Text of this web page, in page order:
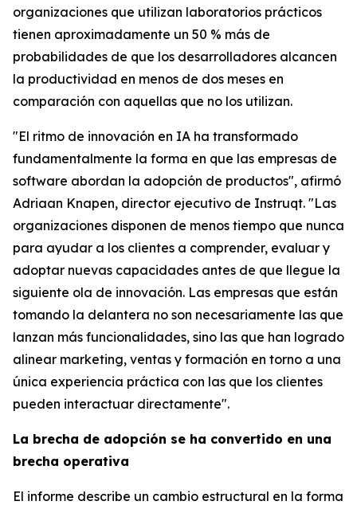
organizaciones que utilizan laboratorios prácticos
tienen aproximadamente un 50 % más de
probabilidades de que los desarrolladores alcancen
la productividad en menos de dos meses en
comparación con aquellas que no los utilizan.
"El ritmo de innovación en IA ha transformado
fundamentalmente la forma en que las empresas de
software abordan la adopción de productos", afirmó
Adriaan Knapen, director ejecutivo de Instruqt. "Las
organizaciones disponen de menos tiempo que nunca
para ayudar a los clientes a comprender, evaluar y
adoptar nuevas capacidades antes de que llegue la
siguiente ola de innovación. Las empresas que están
tomando la delantera no son necesariamente las que
lanzan más funcionalidades, sino las que han logrado
alinear marketing, ventas y formación en torno a una
única experiencia práctica con las que los clientes
pueden interactuar directamente".
La brecha de adopción se ha convertido en una
brecha operativa
El informe describe un cambio estructural en la forma